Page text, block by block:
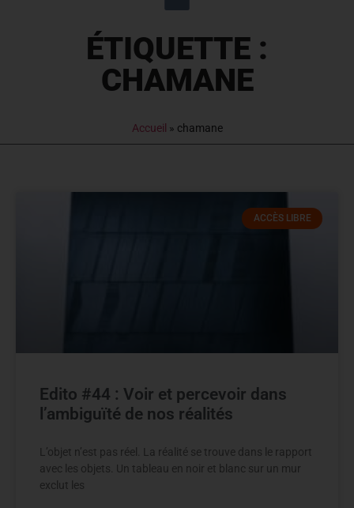
ÉTIQUETTE :
CHAMANE
Accueil » chamane
ACCÈS LIBRE
Edito #44 : Voir et percevoir dans
l’ambiguïté de nos réalités
L’objet n’est pas réel. La réalité se trouve dans le rapport
avec les objets. Un tableau en noir et blanc sur un mur
exclut les